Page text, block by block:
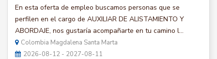
En esta oferta de empleo buscamos personas que se
perfilen en el cargo de AUXILIAR DE ALISTAMIENTO Y
ABORDAJE, nos gustaría acompañarte en tu camino l...
Colombia Magdalena Santa Marta
2026-08-12 - 2027-08-11